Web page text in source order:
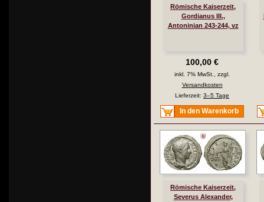
Römische Kaiserzeit,
Gordianus III.,
Antoninian 243-244, vz
100,00 €
inkl. 7% MwSt., zzgl.
Versandkosten
Lieferzeit: 3–5 Tage
In den Warenkorb
Römische Kaiserzeit,
Severus Alexander,